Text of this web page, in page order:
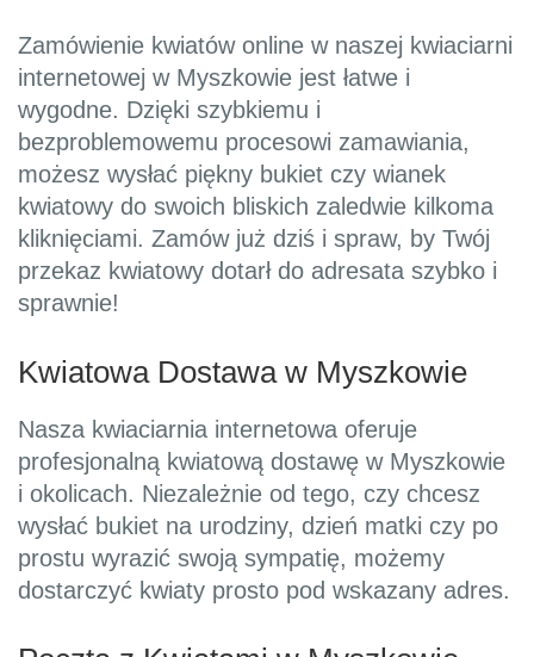
Zamówienie kwiatów online w naszej kwiaciarni
internetowej w Myszkowie jest łatwe i
wygodne. Dzięki szybkiemu i
bezproblemowemu procesowi zamawiania,
możesz wysłać piękny bukiet czy wianek
kwiatowy do swoich bliskich zaledwie kilkoma
kliknięciami. Zamów już dziś i spraw, by Twój
przekaz kwiatowy dotarł do adresata szybko i
sprawnie!
Kwiatowa Dostawa w Myszkowie
Nasza kwiaciarnia internetowa oferuje
profesjonalną kwiatową dostawę w Myszkowie
i okolicach. Niezależnie od tego, czy chcesz
wysłać bukiet na urodziny, dzień matki czy po
prostu wyrazić swoją sympatię, możemy
dostarczyć kwiaty prosto pod wskazany adres.